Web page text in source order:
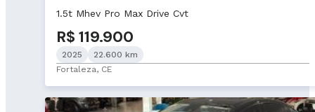
1.5t Mhev Pro Max Drive Cvt
R$ 119.900
2025
22.600 km
Fortaleza, CE